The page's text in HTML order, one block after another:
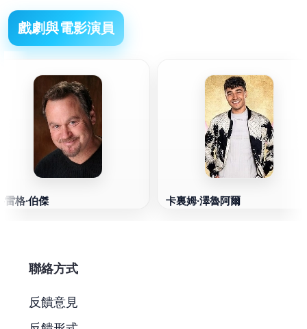
戲劇與電影演員
雷格·伯傑 卡裏姆·澤魯阿爾
聯絡方式
反饋意見